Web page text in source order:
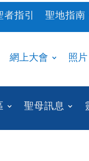
者指引 聖地指南
網上大會 照片
聖母訊息